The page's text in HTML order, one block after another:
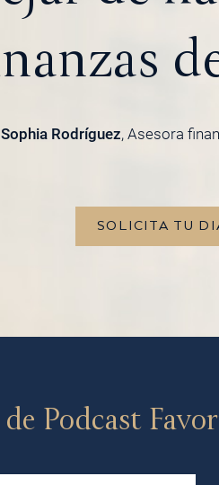
Sophia Rodríguez, Asesora
SOLICITA TU
Podcast